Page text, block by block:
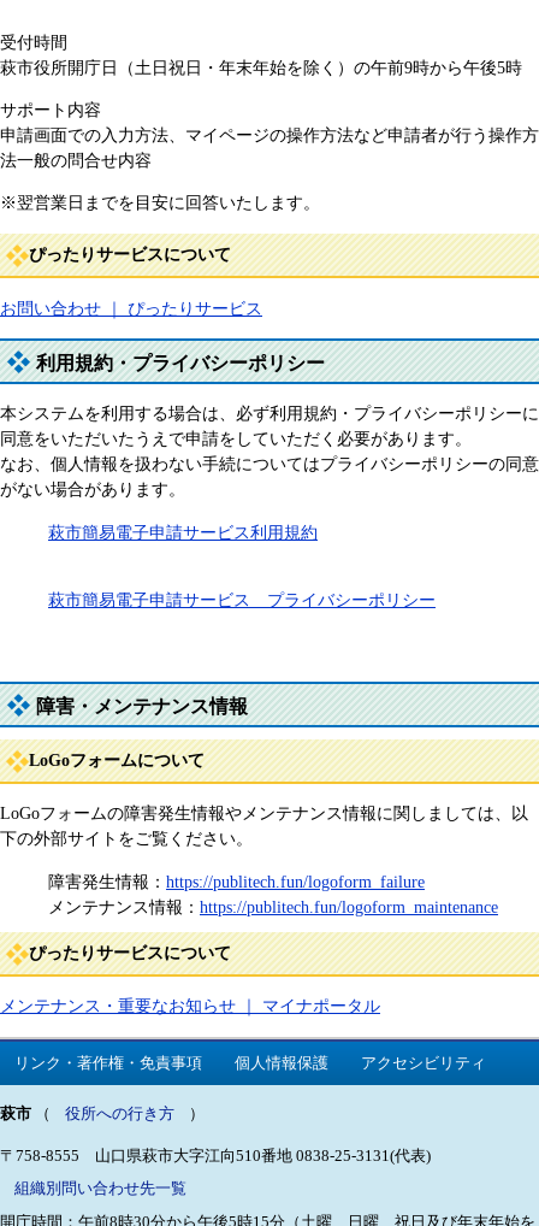
受付時間
萩市役所開庁日（土日祝日・年末年始を除く）の午前9時から午後5時
サポート内容
申請画面での入力方法、マイページの操作方法など申請者が行う操作方
法一般の問合せ内容
※翌営業日までを目安に回答いたします。
ぴったりサービスについて
お問い合わせ ｜ ぴったりサービス
利用規約・プライバシーポリシー
本システムを利用する場合は、必ず利用規約・プライバシーポリシーに
同意をいただいたうえで申請をしていただく必要があります。
なお、個人情報を扱わない手続についてはプライバシーポリシーの同意
がない場合があります。
萩市簡易電子申請サービス利用規約​
萩市簡易電子申請サービス プライバシーポリシー
障害・メンテナンス情報
LoGoフォームについて
LoGoフォームの障害発生情報やメンテナンス情報に関しましては、以
下の外部サイトをご覧ください。
障害発生情報： https://publitech.fun/logoform_failure
メンテナンス情報： https://publitech.fun/logoform_maintenance
ぴったりサービスについて
メンテナンス・重要なお知らせ ｜ マイナポータル
リンク・著作権・免責事項 個人情報保護 アクセシビリティ
萩市 （ 役所への行き方 ）
〒758-8555 山口県萩市大字江向510番地 0838-25-3131(代表)
組織別問い合わせ先一覧
開庁時間：午前8時30分から午後5時15分（土曜、日曜、祝日及び年末年始を